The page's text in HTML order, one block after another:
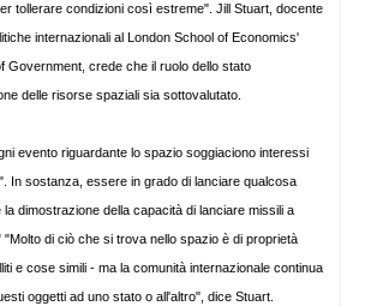
tollerare condizioni così estreme". Jill Stuart, docente
internazionali al London School of Economics'
Government, crede che il ruolo dello stato
delle risorse spaziali sia sottovalutato.
evento riguardante lo spazio soggiaciono interessi
In sostanza, essere in grado di lanciare qualcosa
la dimostrazione della capacità di lanciare missili a
"Molto di ciò che si trova nello spazio è di proprietà
e cose simili - ma la comunità internazionale continua
oggetti ad uno stato o all'altro", dice Stuart.